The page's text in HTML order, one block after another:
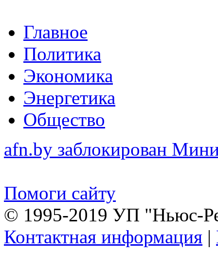
Главное
Политика
Экономика
Энергетика
Общество
afn.by заблокирован
Помоги сайту
© 1995-2019 УП "Ньюс-
Контактная информация |